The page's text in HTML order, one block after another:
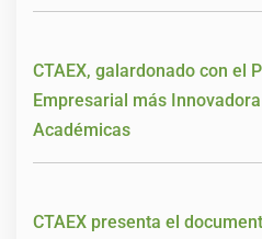
CTAEX, galardonado con el
Empresarial más
Académicas
CTAEX presenta el